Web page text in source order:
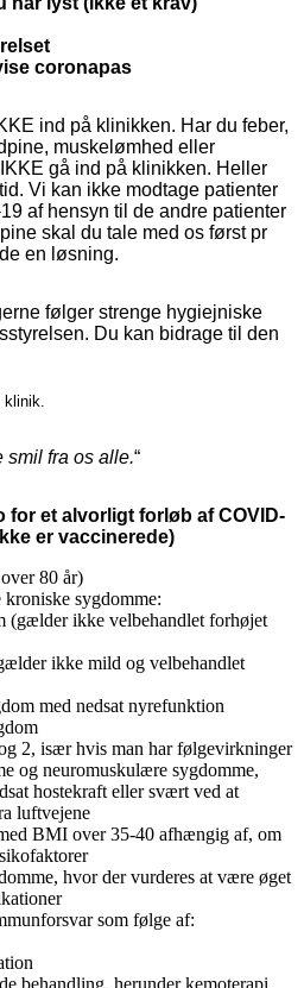
coronapas
ind på klinikken. Har du feber,
muskelømhed eller
gå ind på klinikken. Heller
Vi kan ikke modtage patienter
af hensyn til de andre patienter
skal du tale med os først pr
en løsning.
følger strenge hygiejniske
Du kan bidrage til den
smil fra os alle.“
for et alvorligt forløb af COVID-
er vaccinerede)
80 år)
kroniske sygdomme:
(gælder ikke velbehandlet forhøjet
ikke mild og velbehandlet
med nedsat nyrefunktion
2, især hvis man har følgevirkninger
og neuromuskulære sygdomme,
hostekraft eller svært ved at
luftvejene
BMI over 35-40 afhængig af, om
hvor der vurderes at være øget
som følge af:
behandling, herunder kemoterapi